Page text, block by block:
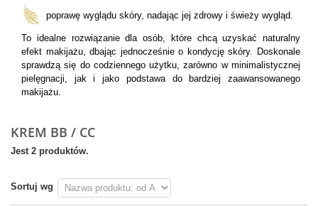
poprawę wyglądu skóry, nadając jej zdrowy i świeży wygląd.
To idealne rozwiązanie dla osób, które chcą uzyskać naturalny
efekt makijażu, dbając jednocześnie o kondycję skóry. Doskonale
sprawdzą się do codziennego użytku, zarówno w minimalistycznej
pielęgnacji, jak i jako podstawa do bardziej zaawansowanego
makijażu.
KREM BB / CC
Jest 2 produktów.
Sortuj wg